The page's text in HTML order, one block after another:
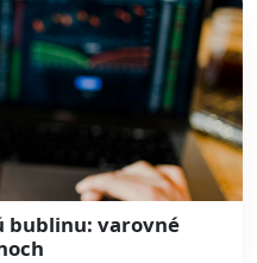
bublinu: varovné